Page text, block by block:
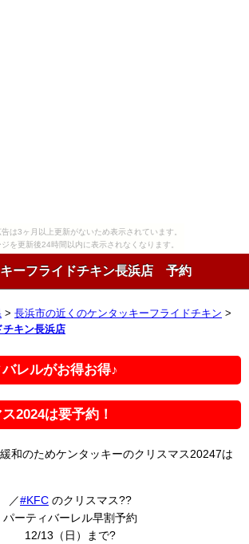
は3ヶ月以上更新がないため表示されています。
を更新後24時間以内に表示されなくなります。
ーフライドチキン長浜店 予約
> 長浜市の近くのケンタッキーフライドチキン >
チキン長浜店
レルがお得お得♪
2024は要予約！
和のためケンタッキーのクリスマス20247は
／#KFC のクリスマス??
パーティバーレル早割予約
12/13（日）まで?